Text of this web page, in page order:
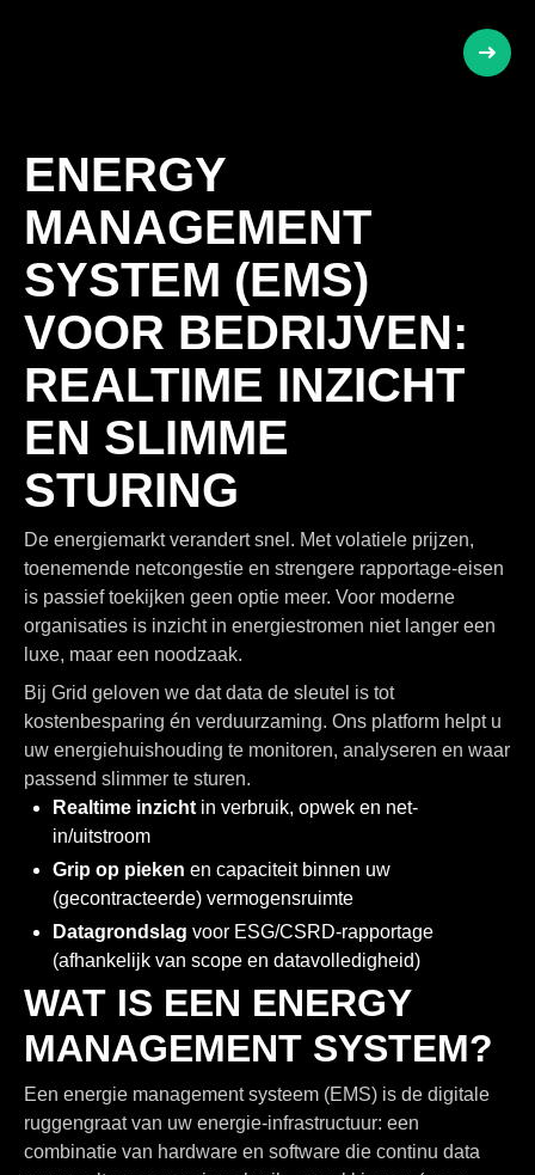
Unlock
ENERGY
MANAGEMENT
SYSTEM (EMS)
VOOR BEDRIJVEN:
REALTIME INZICHT
EN SLIMME
STURING
De energiemarkt verandert snel. Met volatiele prijzen,
toenemende netcongestie en strengere rapportage-eisen
is passief toekijken geen optie meer. Voor moderne
organisaties is inzicht in energiestromen niet langer een
luxe, maar een noodzaak.
Bij Grid geloven we dat data de sleutel is tot
kostenbesparing én verduurzaming. Ons platform helpt u
uw energiehuishouding te monitoren, analyseren en waar
passend slimmer te sturen.
Realtime inzicht in verbruik, opwek en net-
in/uitstroom
Grip op pieken en capaciteit binnen uw
(gecontracteerde) vermogensruimte
Datagrondslag voor ESG/CSRD-rapportage
(afhankelijk van scope en datavolledigheid)
WAT IS EEN ENERGY
MANAGEMENT SYSTEM?
Een energie management systeem (EMS) is de digitale
ruggengraat van uw energie-infrastructuur: een
combinatie van hardware en software die continu data